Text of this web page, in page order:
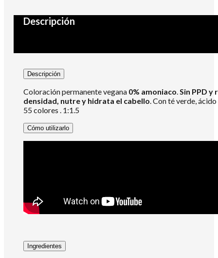
Descripción
Descripción
Coloración permanente vegana 0% amoniaco.Sin PPD y
densidad, nutre y hidrata el cabello. Con té verde,
55 colores . 1:1.5
Cómo utilizarlo
Ingredientes